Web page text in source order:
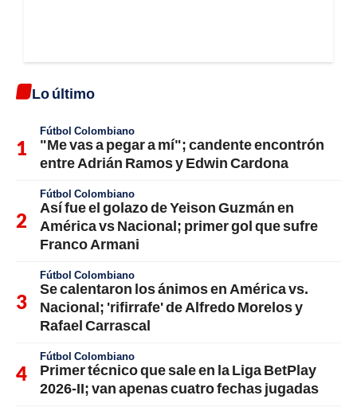
Lo último
Fútbol Colombiano
"Me vas a pegar a mí"; candente encontrón
entre Adrián Ramos y Edwin Cardona
Fútbol Colombiano
Así fue el golazo de Yeison Guzmán en
América vs Nacional; primer gol que sufre
Franco Armani
Fútbol Colombiano
Se calentaron los ánimos en América vs.
Nacional; 'rifirrafe' de Alfredo Morelos y
Rafael Carrascal
Fútbol Colombiano
Primer técnico que sale en la Liga BetPlay
2026-II; van apenas cuatro fechas jugadas